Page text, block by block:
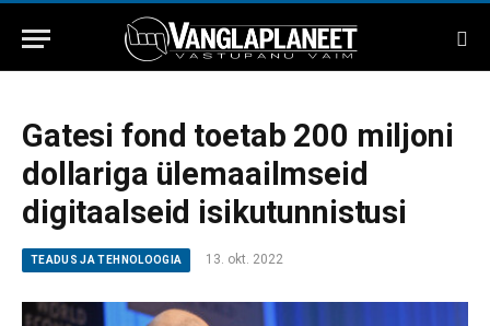
Gatesi fond toetab 200 miljoni
dollariga ülemaailmseid
digitaalseid isikutunnistusi
TEADUS JA TEHNOLOOGIA 13. okt. 2022